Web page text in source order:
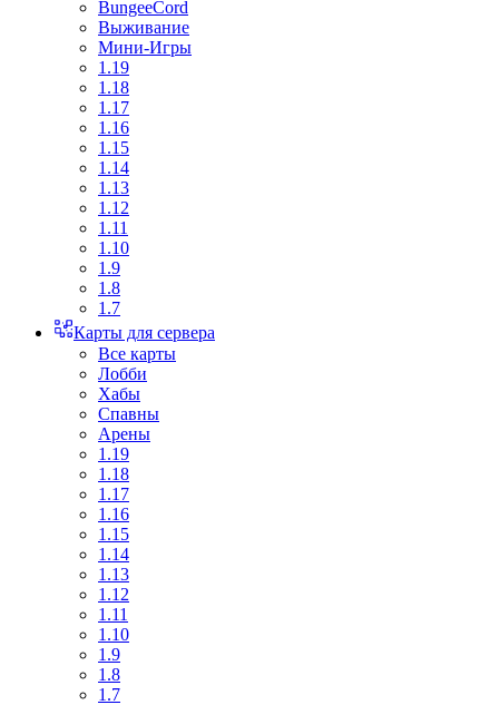
BungeeCord
Выживание
Мини-Игры
1.19
1.18
1.17
1.16
1.15
1.14
1.13
1.12
1.11
1.10
1.9
1.8
1.7
Карты для сервера
Все карты
Лобби
Хабы
Спавны
Арены
1.19
1.18
1.17
1.16
1.15
1.14
1.13
1.12
1.11
1.10
1.9
1.8
1.7